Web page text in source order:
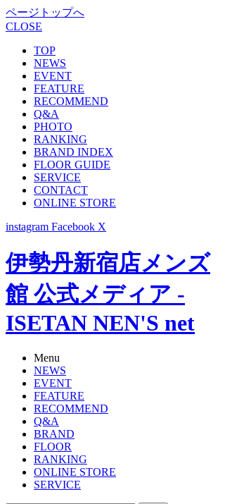
ページトップへ
CLOSE
TOP
NEWS
EVENT
FEATURE
RECOMMEND
Q&A
PHOTO
RANKING
BRAND INDEX
FLOOR GUIDE
SERVICE
CONTACT
ONLINE STORE
instagram Facebook X
伊勢丹新宿店メンズ
館 公式メディア -
ISETAN NEN'S net
Menu
NEWS
EVENT
FEATURE
RECOMMEND
Q&A
BRAND
FLOOR
RANKING
ONLINE STORE
SERVICE